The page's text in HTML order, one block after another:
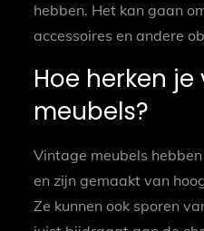
hebben. Het kan gaan
accessoires en andere
Hoe herken
meubels?
Vintage meubels
en zijn gemaakt van
Ze kunnen ook sporen